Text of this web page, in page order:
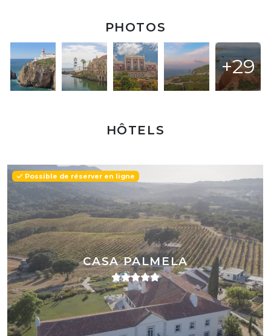
PHOTOS
+29
HÔTELS
CASA PALMELA
Possible de réserver en ligne